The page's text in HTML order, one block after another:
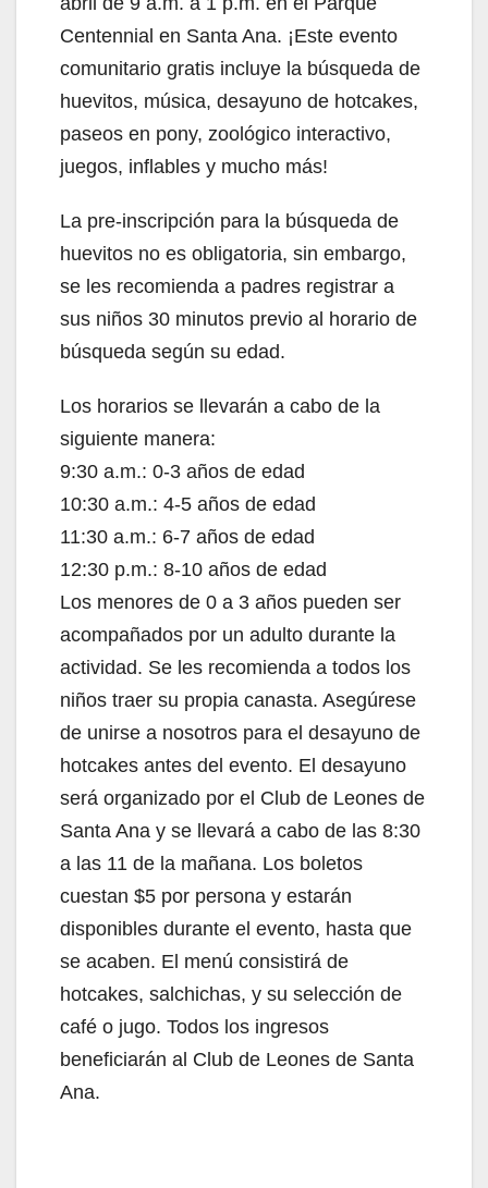
Centennial en Santa Ana. ¡Este evento
comunitario gratis incluye la búsqueda de
huevitos, música, desayuno de hotcakes,
paseos en pony, zoológico interactivo,
juegos, inflables y mucho más!
La pre-inscripción para la búsqueda de
huevitos no es obligatoria, sin embargo,
se les recomienda a padres registrar a
sus niños 30 minutos previo al horario de
búsqueda según su edad.
Los horarios se llevarán a cabo de la
siguiente manera:
9:30 a.m.: 0-3 años de edad
10:30 a.m.: 4-5 años de edad
11:30 a.m.: 6-7 años de edad
12:30 p.m.: 8-10 años de edad
Los menores de 0 a 3 años pueden ser
acompañados por un adulto durante la
actividad. Se les recomienda a todos los
niños traer su propia canasta. Asegúrese
de unirse a nosotros para el desayuno de
hotcakes antes del evento. El desayuno
será organizado por el Club de Leones de
Santa Ana y se llevará a cabo de las 8:30
a las 11 de la mañana. Los boletos
cuestan $5 por persona y estarán
disponibles durante el evento, hasta que
se acaben. El menú consistirá de
hotcakes, salchichas, y su selección de
café o jugo. Todos los ingresos
beneficiarán al Club de Leones de Santa
Ana.